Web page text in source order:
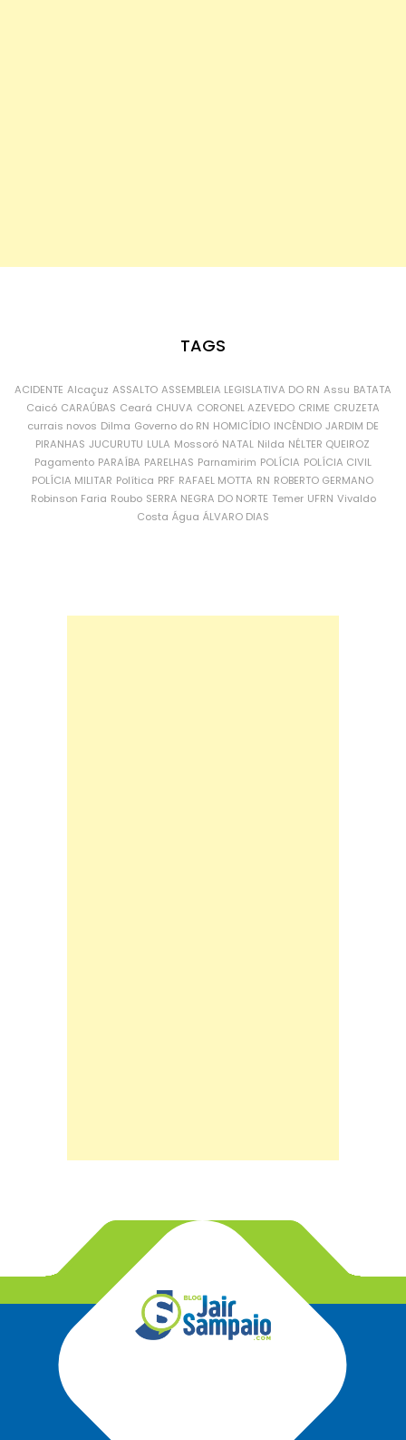
TAGS
ACIDENTE Alcaçuz ASSALTO ASSEMBLEIA LEGISLATIVA DO RN Assu BATATA
Caicó CARAÚBAS Ceará CHUVA CORONEL AZEVEDO CRIME CRUZETA
currais novos Dilma Governo do RN HOMICÍDIO INCÊNDIO JARDIM DE
PIRANHAS JUCURUTU LULA Mossoró NATAL Nilda NÉLTER QUEIROZ
Pagamento PARAÍBA PARELHAS Parnamirim POLÍCIA POLÍCIA CIVIL
POLÍCIA MILITAR Política PRF RAFAEL MOTTA RN ROBERTO GERMANO
Robinson Faria Roubo SERRA NEGRA DO NORTE Temer UFRN Vivaldo
Costa Água ÁLVARO DIAS